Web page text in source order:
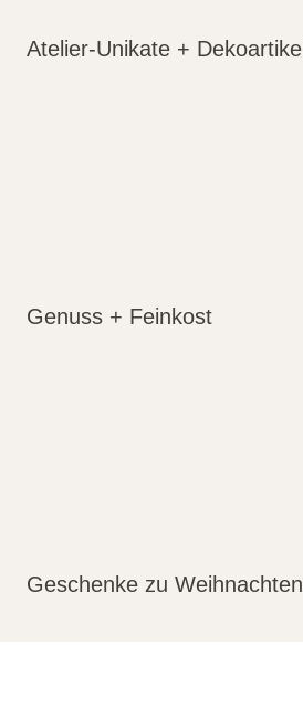
Atelier-Unikate + Dekoartikel
Genuss + Feinkost
Geschenke zu Weihnachten